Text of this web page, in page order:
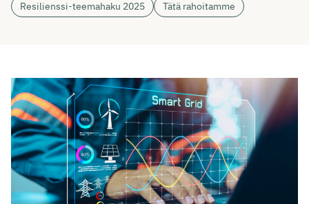
Resilienssi-teemahaku 2025 Tätä rahoitamme